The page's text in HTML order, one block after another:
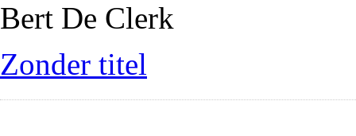
Bert De Clerk
Zonder titel